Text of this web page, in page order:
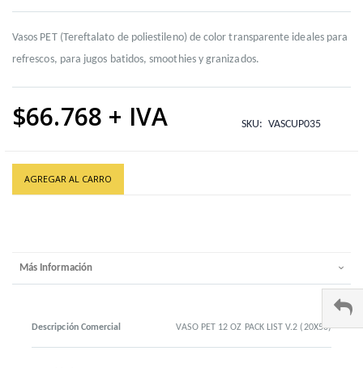
Vasos PET (Tereftalato de poliestileno) de color transparente ideales para
refrescos, para jugos batidos, smoothies y granizados.
$66.768 SKU VASCUP035
AGREGAR AL CARRO
Más Información
Descripción Comercial VASO PET 12 OZ PACK LIST V.2 (20X50)